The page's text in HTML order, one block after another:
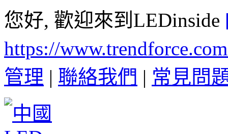
您好, 歡迎來到LEDinside
https://
管理 | 聯絡我們 | 常見問